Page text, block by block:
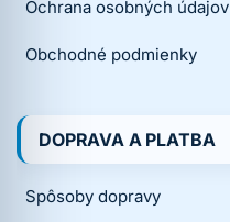
Ochrana osobných údajov
Obchodné podmienky
DOPRAVA A PLATBA
Spôsoby dopravy